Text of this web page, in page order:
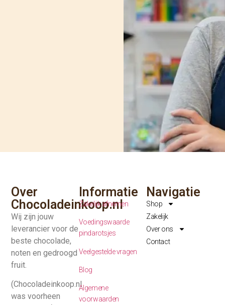
Over
Chocoladeinkoop.nl
Wij zijn jouw
leverancier voor de
beste chocolade,
noten en gedroogd
fruit.
(Chocoladeinkoop.nl
was voorheen
Informatie
Zakelijk afnemen
Voedingswaarde
pindarotsjes
Veelgestelde vragen
Blog
Algemene
voorwaarden
Navigatie
Shop
Zakelijk
Over ons
Contact